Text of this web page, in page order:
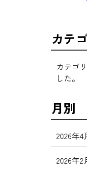
カテ
カテゴ
した。
月別
2026年4
2026年2